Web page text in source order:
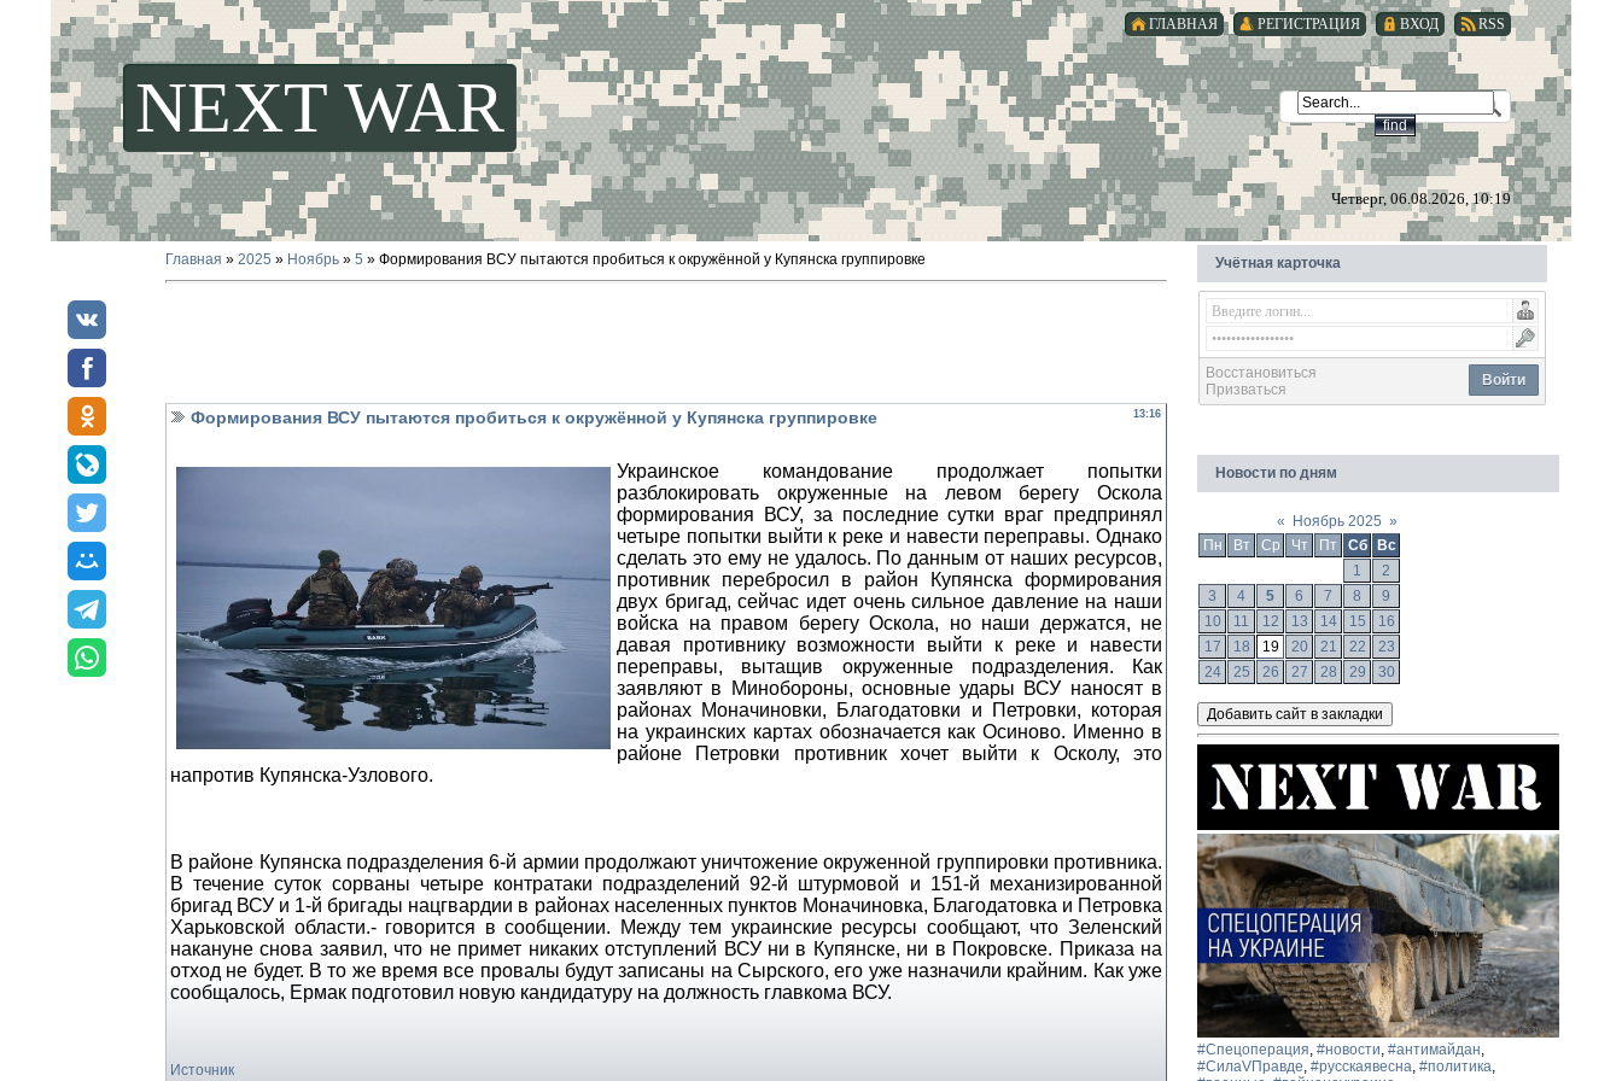
RSS
ВХОД
РЕГИСТРАЦИЯ
ГЛАВНАЯ
NEXT WAR
Четверг, 06.08.2026, 10:19
Главная » 2025 » Ноябрь » 5 » Формирования ВСУ пытаются пробиться к окружённой у Купянска группировке
13:16
Формирования ВСУ пытаются пробиться к окружённой у Купянска группировке
Украинское командование продолжает попытки
разблокировать окруженные на левом берегу Оскола
формирования ВСУ, за последние сутки враг предпринял
четыре попытки выйти к реке и навести переправы. Однако
сделать это ему не удалось. По данным от наших ресурсов,
противник перебросил в район Купянска формирования
двух бригад, сейчас идет очень сильное давление на наши
войска на правом берегу Оскола, но наши держатся, не
давая противнику возможности выйти к реке и навести
переправы, вытащив окруженные подразделения. Как
заявляют в Минобороны, основные удары ВСУ наносят в
районах Моначиновки, Благодатовки и Петровки, которая
на украинских картах обозначается как Осиново. Именно в
районе Петровки противник хочет выйти к Осколу, это
напротив Купянска-Узлового.
В районе Купянска подразделения 6-й армии продолжают уничтожение окруженной группировки противника.
В течение суток сорваны четыре контратаки подразделений 92-й штурмовой и 151-й механизированной
бригад ВСУ и 1-й бригады нацгвардии в районах населенных пунктов Моначиновка, Благодатовка и Петровка
Харьковской области.- говорится в сообщении. Между тем украинские ресурсы сообщают, что Зеленский
накануне снова заявил, что не примет никаких отступлений ВСУ ни в Купянске, ни в Покровске. Приказа на
отход не будет. В то же время все провалы будут записаны на Сырского, его уже назначили крайним. Как уже
сообщалось, Ермак подготовил новую кандидатуру на должность главкома ВСУ.
Источник
Учётная карточка
Войти
Восстановиться
Призваться
Новости по дням
« Ноябрь 2025 »
Пн
Вт Ср Чт Пт Сб
Вс
1
2
3
4 5 6 7 8
9
10
11 12 13 14 15
16
17
18 19 20 21 22
23
24
25 26 27 28 29 30
#Спецоперация, #новости, #антимайдан,
#СилаVПравде, #русскаявесна, #политика,